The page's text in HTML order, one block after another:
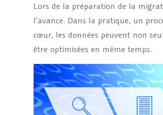
Lors de la préparation de la
l’avance. Dans la pratique, un
cœur, les données peuvent non
être optimisées en même temps.